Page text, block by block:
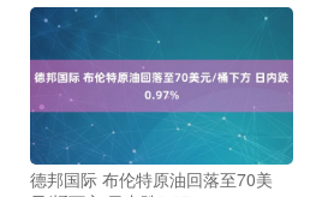
德邦国际 布伦特原油回落至70美